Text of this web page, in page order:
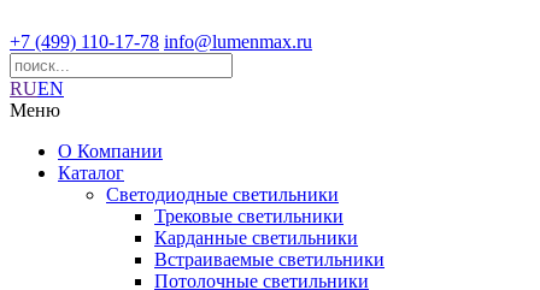
+7 (499) 110-17-78 info@lumenmax.ru
RUEN
Меню
О Компании
Каталог
Светодиодные светильники
Трековые светильники
Карданные светильники
Встраиваемые светильники
Потолочные светильники